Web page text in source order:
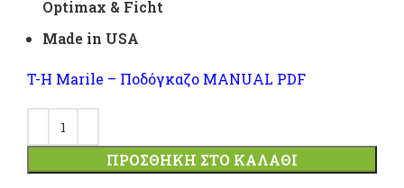
Optimax & Ficht
Made in USA
T-H Marile – Ποδόγκαζο MANUAL PDF
ΠΡΟΣΘΉΚΗ ΣΤΟ ΚΑΛΆΘΙ